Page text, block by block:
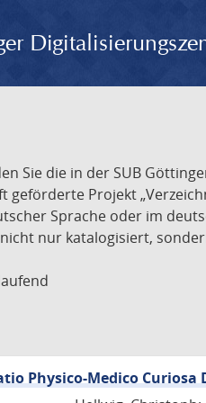
Sie die in der SUB
geförderte Projekt
Sprache oder im
nur katalogisiert,
Physico-Medico Curiosa